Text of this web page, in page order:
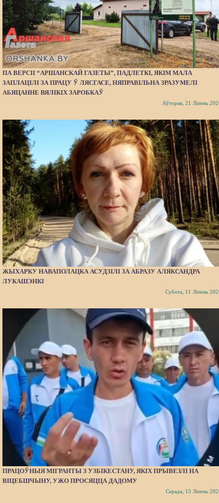
ПА ВЕРСІІ “АРШАНСКАЙ ГАЗЕТЫ”, ПАДЛЕТКІ, ЯКІМ МАЛА
ЗАПЛАЦІЛІ ЗА ПРАЦУ Ў ЛЯСГАСЕ, НЯПРАВІЛЬНА ЗРАЗУМЕЛІ
АБЯЦАННЕ ВЯЛІКІХ ЗАРОБКАЎ
Аўторак, 21 Ліпень
ЖЫХАРКУ НАВАПОЛАЦКА АСУДЗІЛІ ЗА АБРАЗУ АЛЯКСАНДРА
ЛУКАШЭНКІ
Субота, 11 Ліпень
ПРАЦОЎНЫЯ МІГРАНТЫ З УЗБІКЕСТАНУ, ЯКІХ ПРЫВЕЗЛІ НА
ВІЦЕБШЧЫНУ, УЖО ПРОСЯЦЦА ДАДОМУ
Серада, 15 Ліпень